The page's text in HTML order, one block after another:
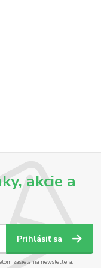
akcie a
Prihlásiť sa
zasielania newslettera.